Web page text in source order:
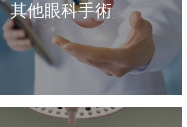
其他眼科手術